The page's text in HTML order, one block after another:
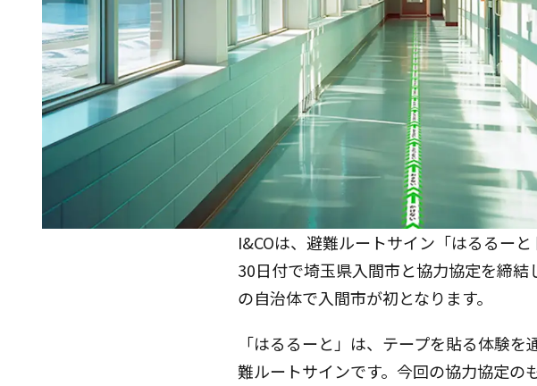
I&COは、避難ルートサイン「はるるー
30日付で埼玉県入間市と協力協定を締
の自治体で入間市が初となります。
「はるるーと」は、テープを貼る体験
難ルートサインです。今回の協力協定の